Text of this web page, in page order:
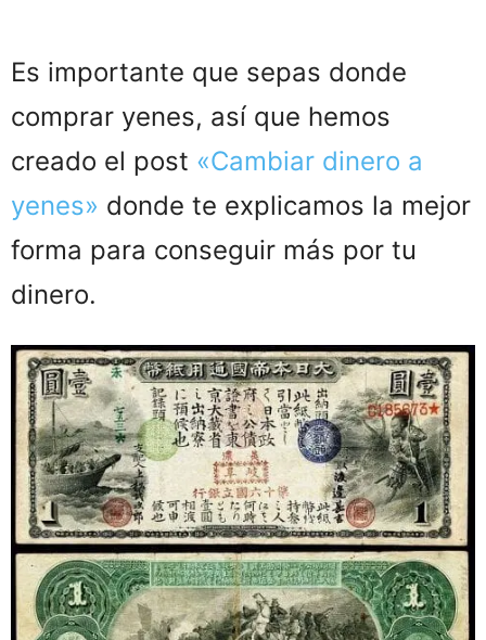
Lata de refresco (33 cl)
Naranjas (1 kg)
600¥
Botella de agua. (1,5 litros)
120¥
Lechuga (1 )
250¥
Tomates (1 kg)
Manzanas (1 kg)
700¥
Pan de molde
150¥
Es importante que sepas donde
comprar yenes, así que hemos
creado el post «Cambiar dinero a
yenes» donde te explicamos la mejor
forma para conseguir más por tu
dinero.